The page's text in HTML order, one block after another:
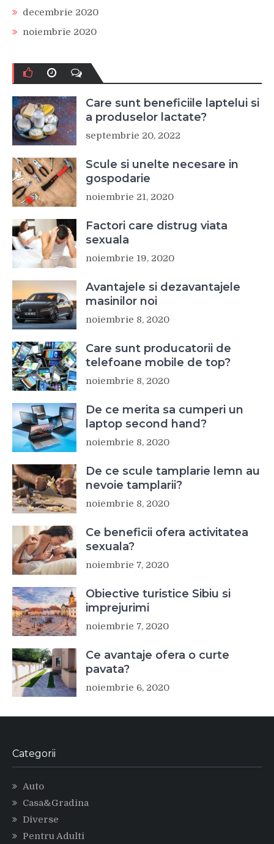
decembrie 2020
noiembrie 2020
Care sunt beneficiile laptelui si
a produselor lactate?
septembrie 20, 2022
Scule si unelte necesare in
gospodarie
noiembrie 21, 2020
Factori care distrug viata
sexuala
noiembrie 19, 2020
Avantajele si dezavantajele
masinilor noi
noiembrie 8, 2020
Care sunt producatorii de
telefoane mobile de top?
noiembrie 8, 2020
De ce merita sa cumperi un
laptop second hand?
noiembrie 8, 2020
De ce scule tamplarie lemn au
nevoie tamplarii?
noiembrie 8, 2020
Ce beneficii ofera activitatea
sexuala?
noiembrie 7, 2020
Obiective turistice Sibiu si
imprejurimi
noiembrie 7, 2020
Ce avantaje ofera o curte
pavata?
noiembrie 6, 2020
Categorii
Auto
Casa&Gradina
Diverse
Pentru Adulti